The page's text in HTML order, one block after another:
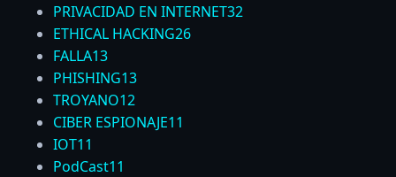
PRIVACIDAD EN INTERNET32
ETHICAL HACKING26
FALLA13
PHISHING13
TROYANO12
CIBER ESPIONAJE11
IOT11
PodCast11